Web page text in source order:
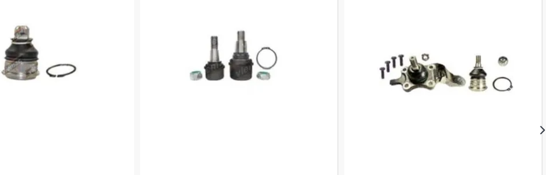
HILUX SW4 SRX SUV 4.0 24V 1GR-FE V6 GASOLINA
(2016 - 2016)
HILUX GR-S CD TDI PICKUP 2.8 16V 1GD-FTV L4
DIESEL (2019 - 2021)